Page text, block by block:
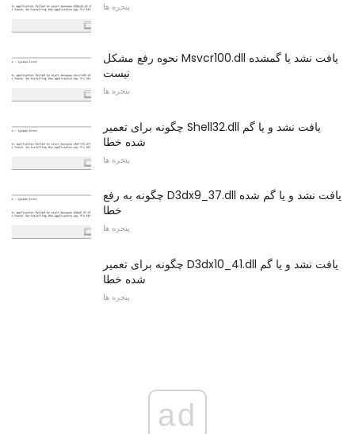
پنجره ها
نحوه رفع مشکل Msvcr100.dll یافت نشد یا گمشده
نیست
پنجره ها
چگونه برای تعمیر Shell32.dll یافت نشد و یا گم
شده خطا
پنجره ها
چگونه به رفع D3dx9_37.dll یافت نشد و یا گم شده
خطا
پنجره ها
چگونه برای تعمیر D3dx10_41.dll یافت نشد و یا گم
شده خطا
پنجره ها
ad